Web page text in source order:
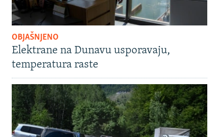
OBJAŠNJENO
Elektrane na Dunavu usporavaju,
temperatura raste